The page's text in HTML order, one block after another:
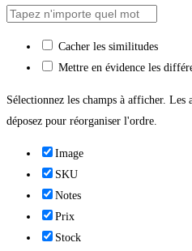
Cacher les similitudes
Mettre en évidence les
Sélectionnez les champs à afficher. Les
déposez pour réorganiser l'ordre.
Image
SKU
Notes
Prix
Stock